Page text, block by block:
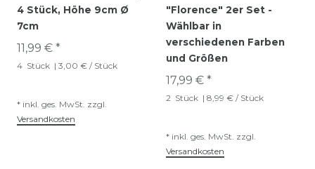
4 Stück, Höhe 9cm Ø
7cm
11,99 € *
4 Stück | 3,00 € / Stück
* inkl. ges. MwSt. zzgl.
Versandkosten
"Florence" 2er Set -
Wählbar in
verschiedenen Farben
und Größen
17,99 € *
2 Stück | 8,99 € / Stück
* inkl. ges. MwSt. zzgl.
Versandkosten